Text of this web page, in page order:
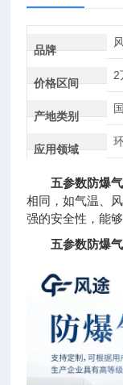
品牌
价格区间
2
产地类别
应用领域
五参数防爆
相同，如气温、
强的安全性，能
五参数防爆